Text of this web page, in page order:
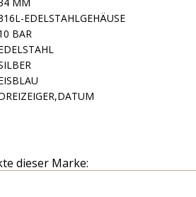
EDELSTAHLGEHÄUSE
BAR
dieser Marke: